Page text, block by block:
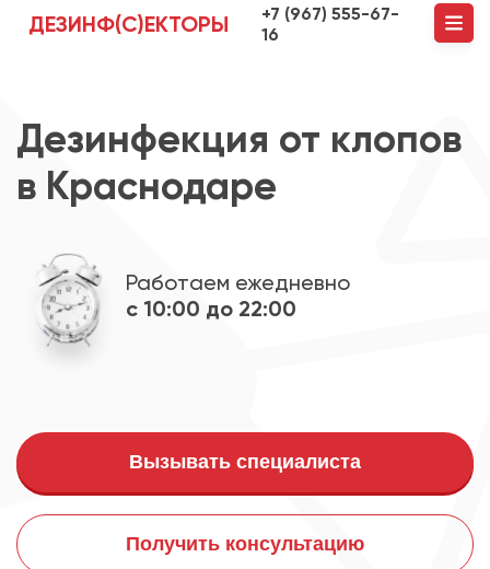
ДЕЗИНФ(С)ЕКТОРЫ
+7 (967) 555-67-
16
Дезинфекция от клопов
в Краснодаре
Работаем ежедневно
с 10:00 до 22:00
Вызывать специалиста
Получить консультацию